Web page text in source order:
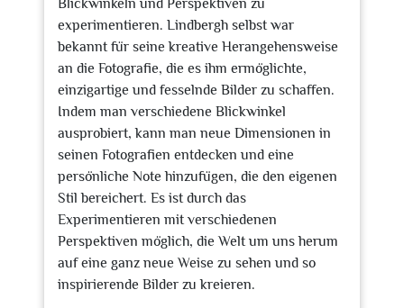
Blickwinkeln und Perspektiven zu
experimentieren. Lindbergh selbst war
bekannt für seine kreative Herangehensweise
an die Fotografie, die es ihm ermöglichte,
einzigartige und fesselnde Bilder zu schaffen.
Indem man verschiedene Blickwinkel
ausprobiert, kann man neue Dimensionen in
seinen Fotografien entdecken und eine
persönliche Note hinzufügen, die den eigenen
Stil bereichert. Es ist durch das
Experimentieren mit verschiedenen
Perspektiven möglich, die Welt um uns herum
auf eine ganz neue Weise zu sehen und so
inspirierende Bilder zu kreieren.